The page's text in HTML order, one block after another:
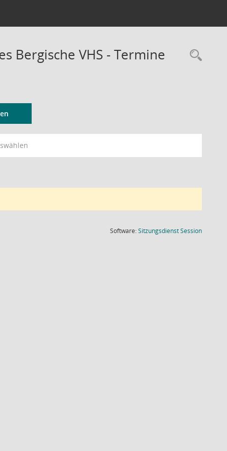
Bergische VHS - Termine
Software:SitzungsdienstSession(Wird in